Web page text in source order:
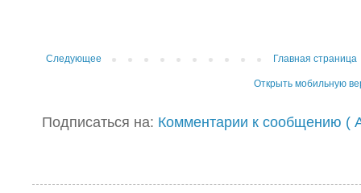
Следующее Главная страница
Открыть мобильную
Подписаться на: Комментарии к сообщению (